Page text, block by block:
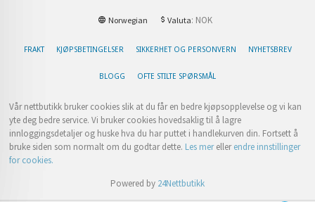
Norwegian Valuta: NOK
FRAKT KJØPSBETINGELSER SIKKERHET OG PERSONVERN NYHETSBREV
BLOGG OFTE STILTE SPØRSMÅL
Vår nettbutikk bruker cookies slik at du får en bedre kjøpsopplevelse og vi kan
yte deg bedre service. Vi bruker cookies hovedsaklig til å lagre
innloggingsdetaljer og huske hva du har puttet i handlekurven din. Fortsett å
bruke siden som normalt om du godtar dette. Les merellerendre innstillinger
for cookies.
Powered by 24Nettbutikk